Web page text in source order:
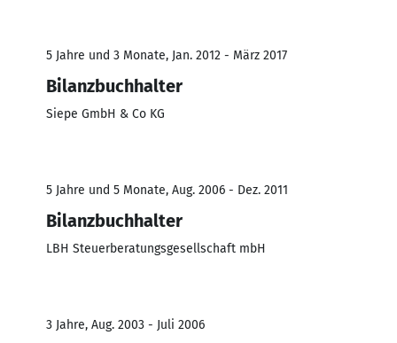
5 Jahre und 3 Monate, Jan. 2012 - März 2017
Bilanzbuchhalter
Siepe GmbH & Co KG
5 Jahre und 5 Monate, Aug. 2006 - Dez. 2011
Bilanzbuchhalter
LBH Steuerberatungsgesellschaft mbH
3 Jahre, Aug. 2003 - Juli 2006